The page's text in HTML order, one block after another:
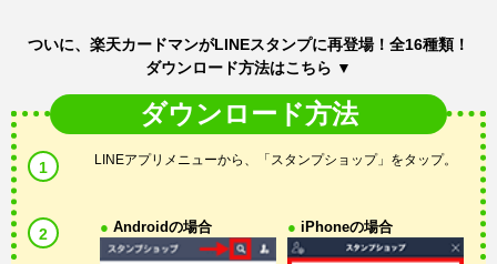
ついに、楽天カードマンがLINEスタンプに再登場！全16種類！
ダウンロード方法はこちら ▼
ダウンロード方法
1 LINEアプリメニューから、「スタンプショップ」をタップ。
2 ● Androidの場合 ● iPhoneの場合